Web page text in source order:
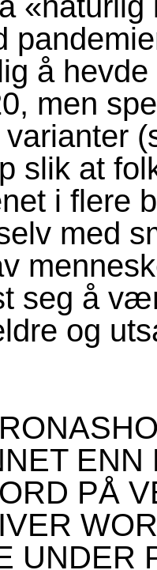
å
men
slik at
i flere
med
seg å
og
ENN
PÅ
UNDER